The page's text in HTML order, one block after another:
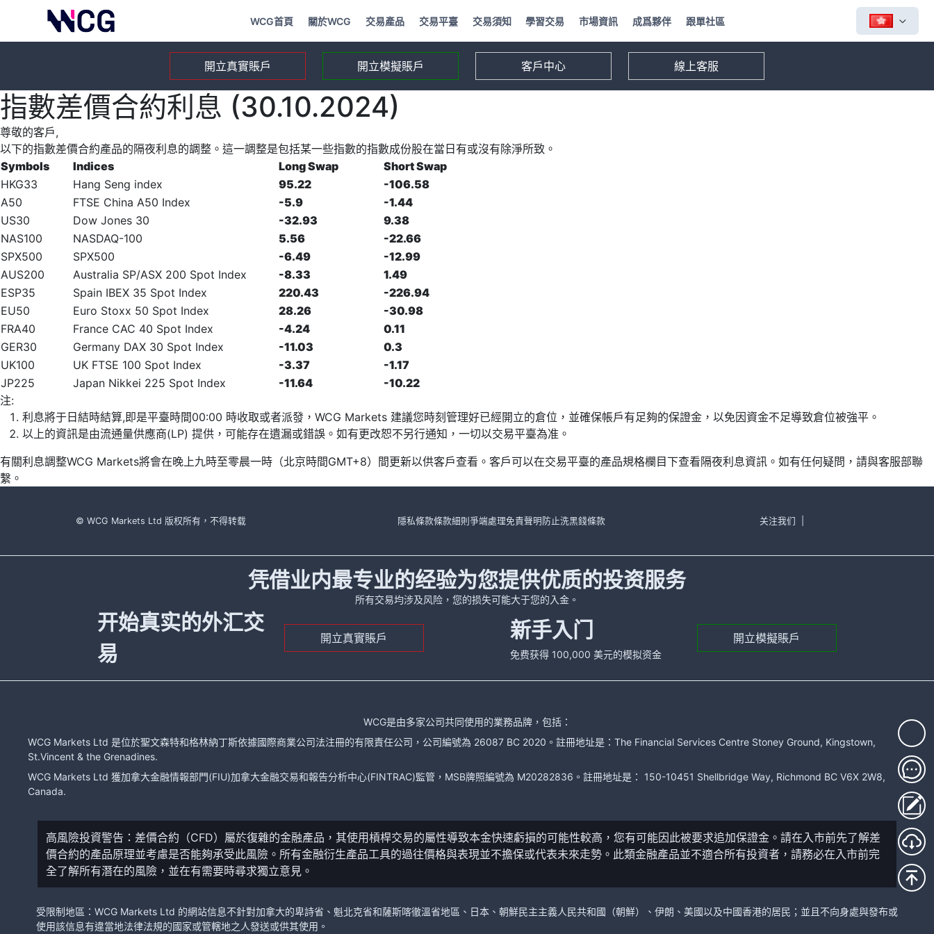
WCG首頁 關於WCG 交易產品 交易平臺 交易須知 學習交易 市場資訊 成爲夥伴 跟單社區
開立真實賬戶 開立模擬賬戶 客戶中心 線上客服
指數差價合約利息 (30.10.2024)
尊敬的客戶,
以下的指數差價合約產品的隔夜利息的調整。這一調整是包括某一些指數的指數成份股在當日有或沒有除淨所致。
Symbols
Indices Long Swap
Short Swap
HKG33
Hang Seng index 95.22
-106.58
A50
FTSE China A50 Index -5.9
-1.44
US30
Dow Jones 30 -32.93
9.38
NAS100
NASDAQ-100 5.56
-22.66
SPX500
SPX500 -6.49
-12.99
AUS200
Australia SP/ASX 200 Spot Index -8.33
1.49
ESP35
Spain IBEX 35 Spot Index 220.43
-226.94
EU50
Euro Stoxx 50 Spot Index 28.26
-30.98
FRA40
France CAC 40 Spot Index -4.24
0.11
GER30
Germany DAX 30 Spot Index -11.03
0.3
UK100
UK FTSE 100 Spot Index -3.37
-1.17
JP225
Japan Nikkei 225 Spot Index -11.64
-10.22
注:
利息將于日結時結算,即是平臺時間00:00 時收取或者派發，WCG Markets 建議您時刻管理好已經開立的倉位，並確保帳戶有足夠的保證金，以免因資金不足導致倉位被強平。
以上的資訊是由流通量供應商(LP) 提供，可能存在遺漏或錯誤。如有更改恕不另行通知，一切以交易平臺為准。
有關利息調整WCG Markets將會在晚上九時至零晨一時（北京時間GMT+8）間更新以供客戶查看。客戶可以在交易平臺的產品規格欄目下查看隔夜利息資訊。如有任何疑問，請與客服部聯
繫。
© WCG Markets Ltd 版权所有，不得转载 隱私條款條款細則 爭端處理免責聲明 防止洗黑錢條款 关注我们
凭借业内最专业的经验为您提供优质的投资服务
所有交易均涉及风险，您的损失可能大于您的入金。
开始真实的外汇交
易
開立真實賬戶 新手入门
免费获得 100,000 美元的模拟资金
開立模擬賬戶
WCG是由多家公司共同使用的業務品牌，包括：
WCG Markets Ltd 是位於聖文森特和格林納丁斯依據國際商業公司法注冊的有限責任公司，公司編號為 26087 BC 2020。註冊地址是：The Financial Services Centre Stoney Ground, Kingstown,
St.Vincent & the Grenadines.
WCG Markets Ltd 獲加拿大金融情報部門(FIU)加拿大金融交易和報告分析中心(FINTRAC)監管，MSB牌照編號為 M20282836。註冊地址是： 150-10451 Shellbridge Way, Richmond BC V6X 2W8,
Canada.
高風險投資警告：差價合約（CFD）屬於復雜的金融產品，其使用槓桿交易的屬性導致本金快速虧損的可能性較高，您有可能因此被要求追加保證金。請在入市前先了解差
價合約的產品原理並考慮是否能夠承受此風險。所有金融衍生產品工具的過往價格與表現並不擔保或代表未來走勢。此類金融產品並不適合所有投資者，請務必在入市前完
全了解所有潛在的風險，並在有需要時尋求獨立意見。
受限制地區：WCG Markets Ltd 的網站信息不針對加拿大的卑詩省、魁北克省和薩斯喀徹溫省地區、日本、朝鮮民主主義人民共和國（朝鮮）、伊朗、美國以及中國香港的居民；並且不向身處與發布或
使用該信息有違當地法律法規的國家或管轄地之人發送或供其使用。